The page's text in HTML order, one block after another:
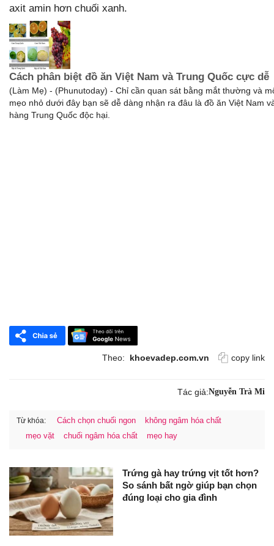
axit amin hơn chuối xanh.
Cách phân biệt đồ ăn Việt Nam và Trung Quốc cực dễ
(Làm Mẹ) - (Phunutoday) - Chỉ cần quan sát bằng mắt thường và
mẹo nhỏ dưới đây bạn sẽ dễ dàng nhận ra đâu là đồ ăn Việt Nam
hàng Trung Quốc độc hại.
Theo: khoevadep.com.vn copy link
Tác giả:Nguyễn Trà Mi
Từ khóa: Cách chọn chuối ngon
không ngâm hóa chất
mẹo vặt
chuối ngâm hóa chất mẹo hay
Trứng gà hay trứng vịt tốt hơn?
So sánh bất ngờ giúp bạn chọn
đúng loại cho gia đình